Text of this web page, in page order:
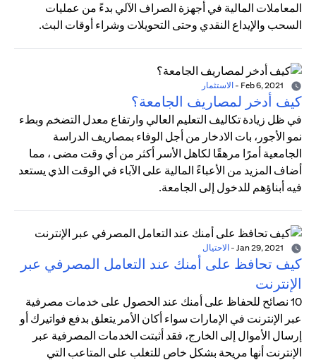
المعاملات المالية في أجهزة الصراف الآلي بدءً من عمليات
السحب والإيداع النقدي وحتى التحويلات وشراء أوقات البث.
- الاستثمار
كيف أدخر لمصاريف الجامعة؟
في ظل زيادة تكاليف التعليم العالي وارتفاع معدل التضخم وبطء
نمو الأجور، بات الادخار من أجل الوفاء بمصاريف الدراسة
الجامعية أمرًا مرهقًا لكاهل الأسر أكثر من أي وقت مضى ، مما
أضاف المزيد من الأعباءً المالية على الآباء في الوقت الذي يستعد
فيه أبناؤهم للدخول إلى الجامعة.
- الاحتيال
كيف تحافظ على أمنك عند التعامل المصرفي عبر
الإنترنت
10 نصائح للحفاظ على أمنك عند الحصول على خدمات مصرفية
عبر الإنترنت في الإمارات سواء أكان الأمر يتعلق بدفع فواتيرك أو
إرسال الأموال إلى الخارج، فقد أثبتت الخدمات المصرفية عبر
الإنترنت أنها مريحة بشكل خاص للتغلب على المتاعب التي